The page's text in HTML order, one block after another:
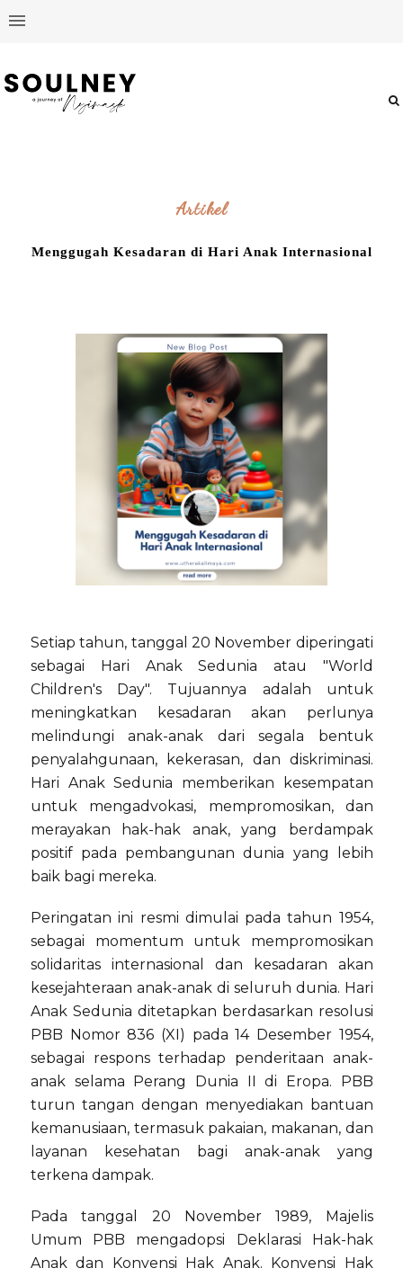
Artikel
Menggugah Kesadaran di Hari Anak Internasional
Setiap tahun, tanggal 20 November diperingati
sebagai Hari Anak Sedunia atau "World
Children's Day". Tujuannya adalah untuk
meningkatkan kesadaran akan perlunya
melindungi anak-anak dari segala bentuk
penyalahgunaan, kekerasan, dan diskriminasi.
Hari Anak Sedunia memberikan kesempatan
untuk mengadvokasi, mempromosikan, dan
merayakan hak-hak anak, yang berdampak
positif pada pembangunan dunia yang lebih
baik bagi mereka.
Peringatan ini resmi dimulai pada tahun 1954,
sebagai momentum untuk mempromosikan
solidaritas internasional dan kesadaran akan
kesejahteraan anak-anak di seluruh dunia. Hari
Anak Sedunia ditetapkan berdasarkan resolusi
PBB Nomor 836 (XI) pada 14 Desember 1954,
sebagai respons terhadap penderitaan anak-
anak selama Perang Dunia II di Eropa. PBB
turun tangan dengan menyediakan bantuan
kemanusiaan, termasuk pakaian, makanan, dan
layanan kesehatan bagi anak-anak yang
terkena dampak.
Pada tanggal 20 November 1989, Majelis
Umum PBB mengadopsi Deklarasi Hak-hak
Anak dan Konvensi Hak Anak. Konvensi Hak